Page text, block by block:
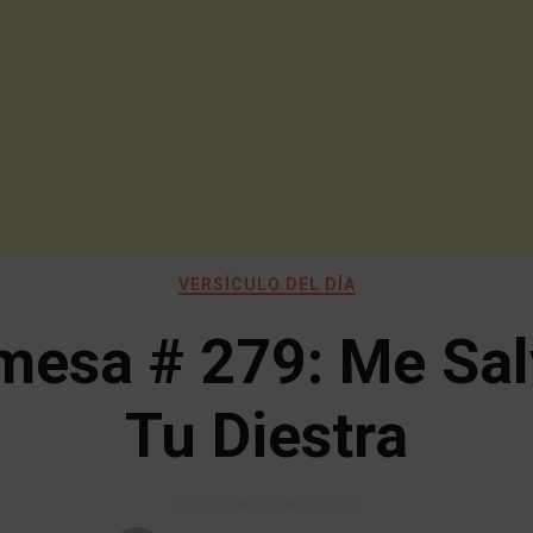
VERSÍCULO DEL DÍA
# 279: Me
Tu Diestra